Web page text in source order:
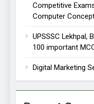
Competitive
Computer
UPSSSC Lekhpal,
100 important
Digital Marketing